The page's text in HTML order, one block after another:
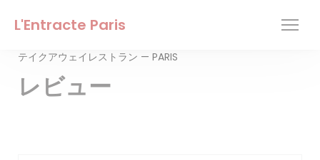
L'Entracte Paris
テイクアウェイレストラン — PARIS
レビュー